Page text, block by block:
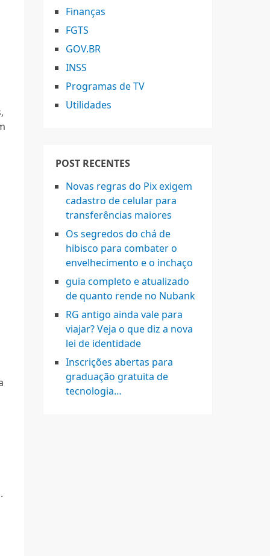
Finanças
FGTS
GOV.BR
INSS
Programas de TV
Utilidades
POST RECENTES
Novas regras do Pix exigem
cadastro de celular para
transferências maiores
Os segredos do chá de
hibisco para combater o
envelhecimento e o inchaço
guia completo e atualizado
de quanto rende no Nubank
RG antigo ainda vale para
viajar? Veja o que diz a nova
lei de identidade
Inscrições abertas para
graduação gratuita de
tecnologia…